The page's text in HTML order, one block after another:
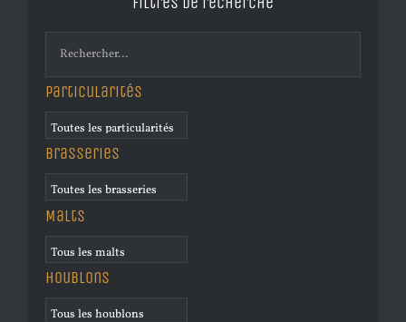
Particularités
Brasseries
Malts
Houblons